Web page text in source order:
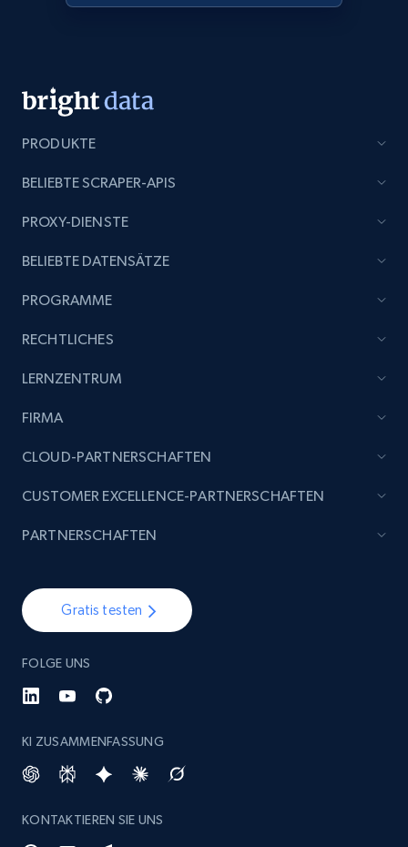
PRODUKTE
BELIEBTE SCRAPER-APIS
PROXY-DIENSTE
BELIEBTE DATENSÄTZE
PROGRAMME
RECHTLICHES
LERNZENTRUM
FIRMA
Gratis testen
FOLGE UNS
KI ZUSAMMENFASSUNG
KONTAKTIEREN SIE UNS
CLOUD-PARTNERSCHAFTEN
CUSTOMER EXCELLENCE-PARTNERSCHAFTEN
PARTNERSCHAFTEN